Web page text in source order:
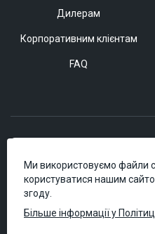
Дилерам
Корпоративним клієнтам
FAQ
Ми використовуємо файли
користуватися нашим
згоду.
Більше інформації у